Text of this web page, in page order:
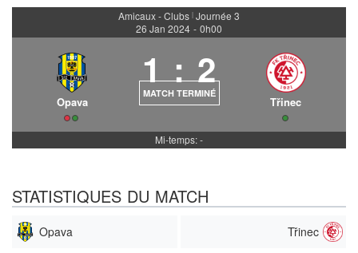
Amicaux - Clubs | Journée 3
26 Jan 2024 - 0h00
Opava
1 : 2
MATCH TERMINÉ
Třinec
Mi-temps: -
STATISTIQUES DU MATCH
Opava Třinec